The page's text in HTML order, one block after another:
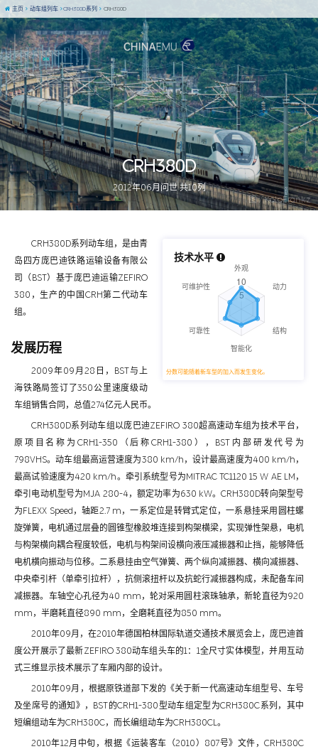
图 / KoloFrankz
CRH380D
2012年06月问世 共10列
主页 动车组列车 CRH380D系列 CRH380D
技术水平
分数可能随着新车型的加入而发生变化。
CRH380D系列动车组，是由青
岛四方庞巴迪铁路运输设备有限公
司（BST）基于庞巴迪运输ZEFIRO
380，生产的中国CRH第二代动车
组。
发展历程
2009年09月28日，BST与上
海铁路局签订了350公里速度级动
车组销售合同，总值274亿元人民币。
CRH380D系列动车组以庞巴迪ZEFIRO 380超高速动车组为技术平台，
原项目名称为CRH1-350（后称CRH1-380），BST内部研发代号为
798VHS。动车组最高运营速度为380 km/h，设计最高速度为400 km/h，
最高试验速度为420 km/h。牵引系统型号为MITRAC TC1120 15 W AE LM，
牵引电动机型号为MJA 280-4，额定功率为630 kW。CRH380D转向架型号
为FLEXX Speed，轴距2.7 m，一系定位是转臂式定位，一系悬挂采用圆柱螺
旋弹簧，电机通过层叠的圆锥型橡胶堆连接到构架横梁，实现弹性架悬，电机
与构架横向耦合程度较低，电机与构架间设横向液压减振器和止挡，能够降低
电机横向振动与位移。二系悬挂由空气弹簧、两个纵向减振器、横向减振器、
中央牵引杆（单牵引拉杆），抗侧滚扭杆以及抗蛇行减振器构成，未配备车间
减振器。车轴空心孔径为40 mm，轮对采用圆柱滚珠轴承，新轮直径为920
mm，半磨耗直径890 mm，全磨耗直径为850 mm。
2010年09月，在2010年德国柏林国际轨道交通技术展览会上，庞巴迪首
度公开展示了最新ZEFIRO 380动车组头车的1：1全尺寸实体模型，并用互动
式三维显示技术展示了车厢内部的设计。
2010年09月，根据原铁道部下发的《关于新一代高速动车组型号、车号
及坐席号的通知》，BST的CRH1-380型动车组定型为CRH380C系列，其中
短编组动车为CRH380C，而长编组动车为CRH380CL。
2010年12月中旬，根据《运装客车（2010）807号》文件，CRH380C